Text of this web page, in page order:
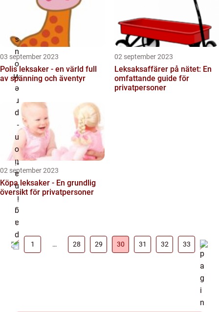
03 september 2023
Polis leksaker - en värld full
av spänning och äventyr
02 september 2023
Leksaksaffärer på nätet: En
omfattande guide för
privatpersoner
02 september 2023
Köpa leksaker - En grundlig
översikt för privatpersoner
1 … 28 29 30 31 32 33